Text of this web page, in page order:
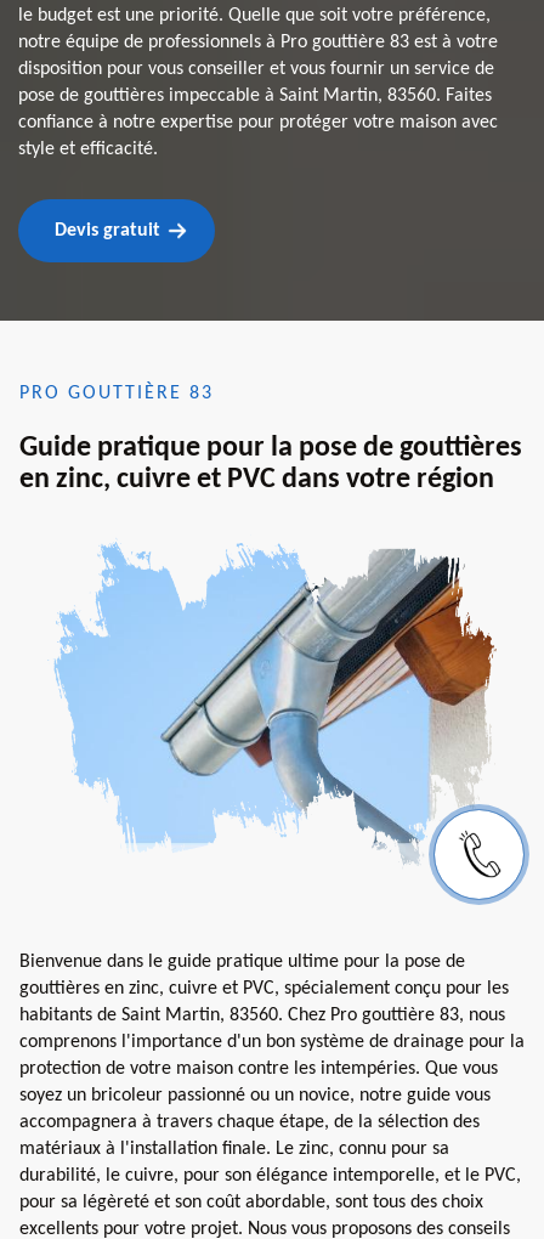
le budget est une priorité. Quelle que soit votre préférence,
notre équipe de professionnels à Pro gouttière 83 est à votre
disposition pour vous conseiller et vous fournir un service de
pose de gouttières impeccable à Saint Martin, 83560. Faites
confiance à notre expertise pour protéger votre maison avec
style et efficacité.
Devis gratuit
PRO GOUTTIÈRE 83
Guide pratique pour la pose de gouttières
en zinc, cuivre et PVC dans votre région
Bienvenue dans le guide pratique ultime pour la pose de
gouttières en zinc, cuivre et PVC, spécialement conçu pour les
habitants de Saint Martin, 83560. Chez Pro gouttière 83, nous
comprenons l'importance d'un bon système de drainage pour la
protection de votre maison contre les intempéries. Que vous
soyez un bricoleur passionné ou un novice, notre guide vous
accompagnera à travers chaque étape, de la sélection des
matériaux à l'installation finale. Le zinc, connu pour sa
durabilité, le cuivre, pour son élégance intemporelle, et le PVC,
pour sa légèreté et son coût abordable, sont tous des choix
excellents pour votre projet. Nous vous proposons des conseils